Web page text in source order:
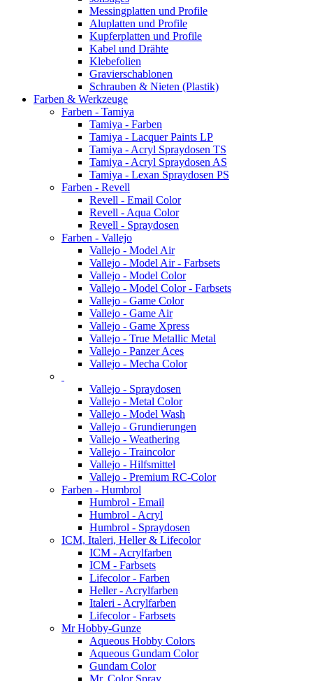
Messingplatten und Profile
Aluplatten und Profile
Kupferplatten und Profile
Kabel und Drähte
Klebefolien
Gravierschablonen
Schrauben & Nieten (Plastik)
Farben & Werkzeuge
Farben - Tamiya
Tamiya - Farben
Tamiya - Lacquer Paints LP
Tamiya - Acryl Spraydosen TS
Tamiya - Acryl Spraydosen AS
Tamiya - Lexan Spraydosen PS
Farben - Revell
Revell - Email Color
Revell - Aqua Color
Revell - Spraydosen
Farben - Vallejo
Vallejo - Model Air
Vallejo - Model Air - Farbsets
Vallejo - Model Color
Vallejo - Model Color - Farbsets
Vallejo - Game Color
Vallejo - Game Air
Vallejo - Game Xpress
Vallejo - True Metallic Metal
Vallejo - Panzer Aces
Vallejo - Mecha Color
Vallejo - Spraydosen
Vallejo - Metal Color
Vallejo - Model Wash
Vallejo - Grundierungen
Vallejo - Weathering
Vallejo - Traincolor
Vallejo - Hilfsmittel
Vallejo - Premium RC-Color
Farben - Humbrol
Humbrol - Email
Humbrol - Acryl
Humbrol - Spraydosen
ICM, Italeri, Heller & Lifecolor
ICM - Acrylfarben
ICM - Farbsets
Lifecolor - Farben
Heller - Acrylfarben
Italeri - Acrylfarben
Lifecolor - Farbsets
Mr Hobby-Gunze
Aqueous Hobby Colors
Aqueous Gundam Color
Gundam Color
Mr. Color Spray